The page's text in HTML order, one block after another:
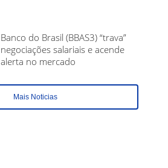
Banco do Brasil (BBAS3) “trava”
negociações salariais e acende
alerta no mercado
Mais Noticias